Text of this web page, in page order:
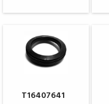
T16407641